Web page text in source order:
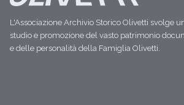
L'Associazione Archivio Storico Olivetti svolge
studio e promozione del vasto patrimonio
e delle personalità della Famiglia Olivetti.